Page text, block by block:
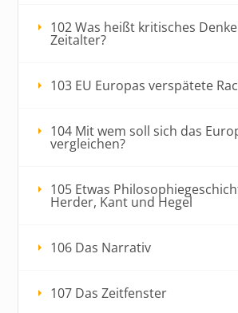
102 Was heißt kritisches
Zeitalter?
103 EU Europas verspätete
104 Mit wem soll sich das
vergleichen?
105 Etwas
Herder, Kant und Hegel
106 Das Narrativ
107 Das Zeitfenster